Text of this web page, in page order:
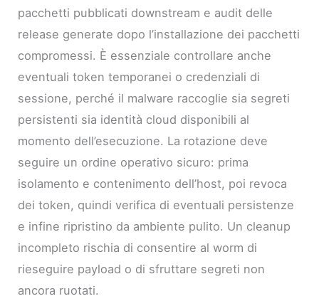
pacchetti pubblicati downstream e audit delle
release generate dopo l’installazione dei pacchetti
compromessi. È essenziale controllare anche
eventuali token temporanei o credenziali di
sessione, perché il malware raccoglie sia segreti
persistenti sia identità cloud disponibili al
momento dell’esecuzione. La rotazione deve
seguire un ordine operativo sicuro: prima
isolamento e contenimento dell’host, poi revoca
dei token, quindi verifica di eventuali persistenze
e infine ripristino da ambiente pulito. Un cleanup
incompleto rischia di consentire al worm di
rieseguire payload o di sfruttare segreti non
ancora ruotati.